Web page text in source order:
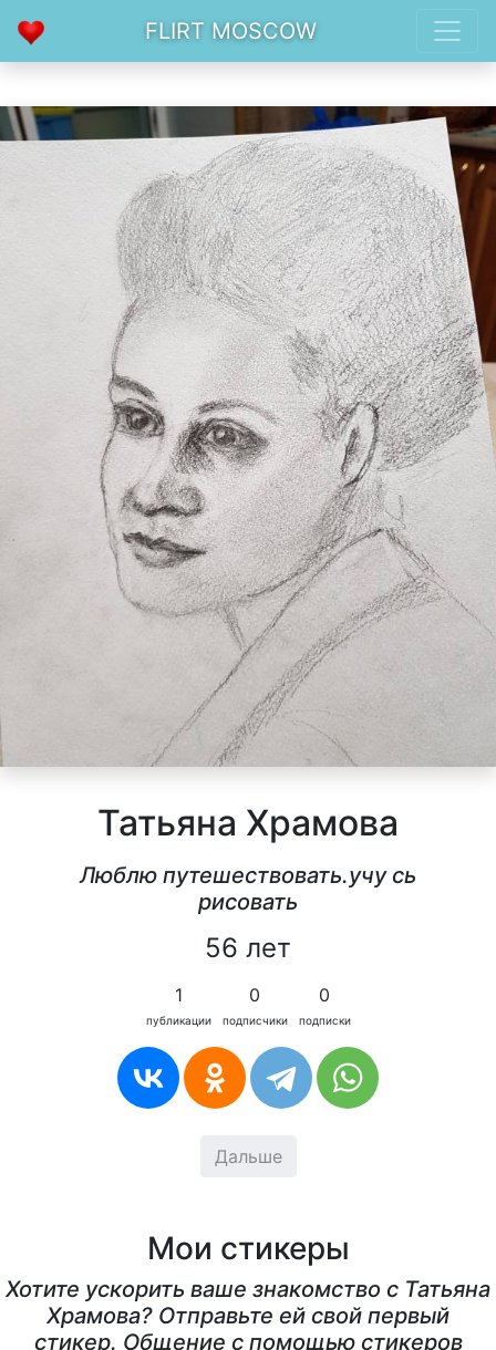
FLIRT MOSCOW
Татьяна Храмова
Люблю путешествовать.учу сь
рисовать
56 лет
1
публикации
0
подписчики
0
подписки
Дальше
Мои стикеры
Хотите ускорить ваше знакомство с Татьяна
Храмова? Отправьте ей свой первый
стикер. Общение с помощью стикеров